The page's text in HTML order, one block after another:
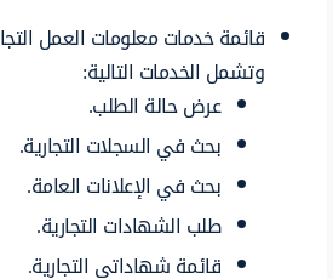
قائمة خدمات معلومات العمل
وتشمل الخدمات التالية:
عرض حالة الطلب.
بحث في السجلات التجارية.
بحث في الإعلانات العامة.
طلب الشهادات التجارية.
قائمة شهاداتي التجارية.